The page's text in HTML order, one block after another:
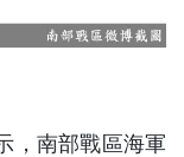
，南部戰區海軍